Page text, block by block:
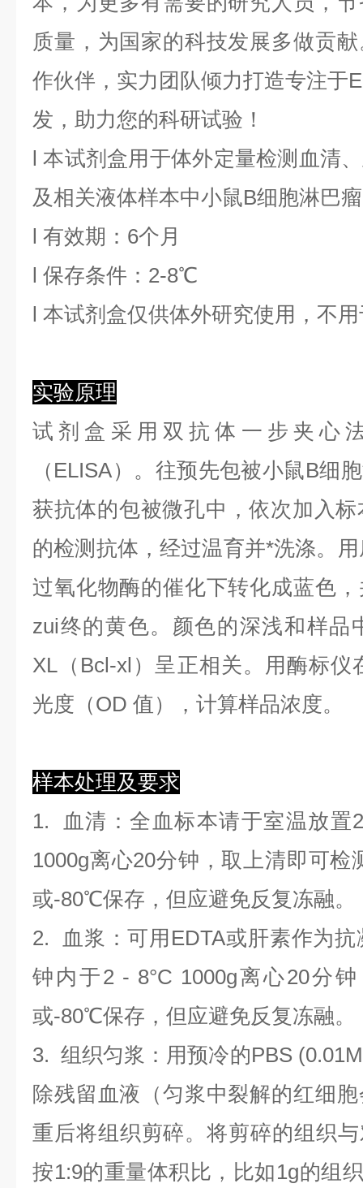
质量，为国家的科技发展多做贡
作伙伴，实力团队倾力打造专注于
发，助力您的科研试验！
l本试剂盒用于体外定量检测血清
及相关液体样本中小鼠B细胞淋巴
l 有效期：6个月
l 保存条件： 2-8℃
l 本试剂盒仅供体外研究使用，不
实验原理
试剂盒采用双抗体一步夹心
（ELISA）。往预先包被小鼠B细
获抗体的包被微孔中，依次加入
的检测抗体，经过温育并*洗涤。
过氧化物酶的催化下转化成蓝色
zui终的黄色。颜色的深浅和样品
XL（Bcl-xl）呈正相关。用酶标仪
光度（OD 值），计算样品浓度。
样本处理及要求
1.
血清 ：全血标本请于室温放
1000g离心20分钟，取上清即可
或-80℃保存，但应避免反复冻融。
2.
血浆 ：可用EDTA或肝素作为
钟内于2 - 8°C 1000g离心20分
或-80℃保存，但应避免反复冻融。
3.组织匀浆 ：用预冷的PBS
除残留血液（匀浆中裂解的红细
重后将组织剪碎。将剪碎的组织
按1:9的重量体积比，比如1g的组